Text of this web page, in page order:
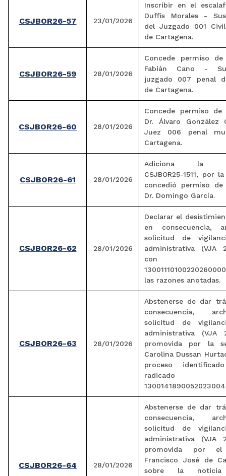
CSJBOR26-57 23/01/2026
Inscribir en el
Duffis Morales -
del Juzgado 001
de Cartagena.
CSJBOR26-59 28/01/2026
Concede permiso
Fabián Cano -
juzgado 007 penal
de Cartagena.
CSJBOR26-60 28/01/2026
Concede permiso
Dr. Álvaro González
Juez 006 penal
Cartagena.
CSJBOR26-61 28/01/2026
Adiciona la
CSJBOR25-1511, por
concedió permiso
Dr. Domingo García.
CSJBOR26-62 28/01/2026
Declarar el
en consecuencia,
solicitud de
administrativa (VJA
con
las razones anotadas.
CSJBOR26-63 28/01/2026
Abstenerse de dar
consecuencia,
solicitud de
administrativa (VJA
promovida por la
Carolina Dussan
proceso
radicado
CSJBOR26-64 28/01/2026
Abstenerse de dar
consecuencia,
solicitud de
administrativa (VJA
promovida por el
Francisco José de
sobre la noticia